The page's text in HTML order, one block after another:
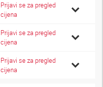
Prijavi se za pregled
cijena
Prijavi se za pregled
cijena
Prijavi se za pregled
cijena